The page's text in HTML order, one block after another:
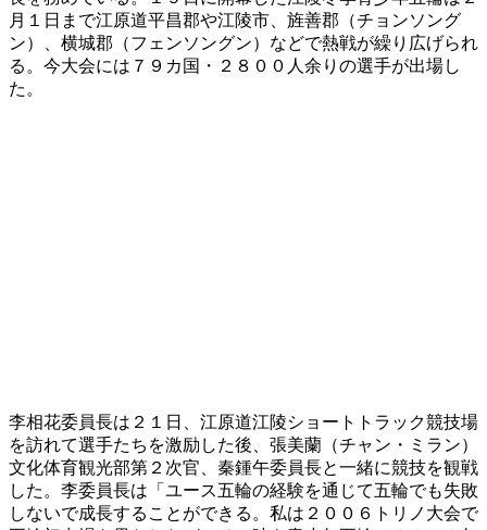
月１日まで江原道平昌郡や江陵市、旌善郡（チョンソング
ン）、横城郡（フェンソングン）などで熱戦が繰り広げられ
る。今大会には７９カ国・２８００人余りの選手が出場し
た。
李相花委員長は２１日、江原道江陵ショートトラック競技場
を訪れて選手たちを激励した後、張美蘭（チャン・ミラン）
文化体育観光部第２次官、秦鍾午委員長と一緒に競技を観戦
した。李委員長は「ユース五輪の経験を通じて五輪でも失敗
しないで成長することができる。私は２００６トリノ大会で